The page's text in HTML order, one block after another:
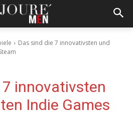
Das sind die 7 innovativsten und
7 innovativsten
Indie Games